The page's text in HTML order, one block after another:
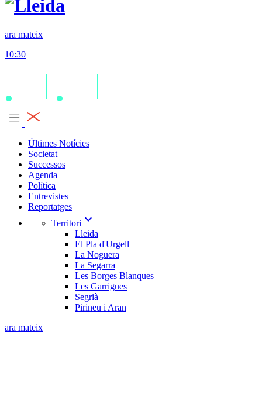
ara mateix
10:30
Últimes Notícies
Societat
Successos
Agenda
Política
Entrevistes
Reportatges
Territori expand_more
Lleida
El Pla d'Urgell
La Noguera
La Segarra
Les Borges Blanques
Les Garrigues
Segrià
Pirineu i Aran
ara mateix